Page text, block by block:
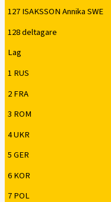
127 ISAKSSON Annika SWE
128 deltagare
Lag
1 RUS
2 FRA
3 ROM
4 UKR
5 GER
6 KOR
7 POL